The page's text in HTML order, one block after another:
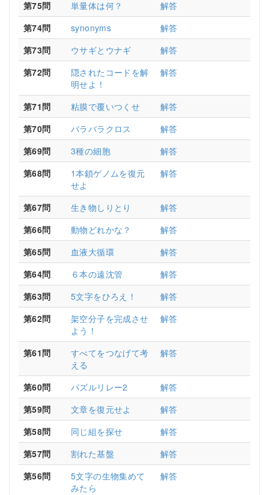
第75問 単量体は何？
解答
第74問
synonyms
解答
第73問
ウサギとウナギ
解答
第72問
隠されたコードを解
明せよ！
解答
第71問 粘膜で覆いつくせ
解答
第70問
バラバラクロス
解答
第69問
3種の細胞
解答
第68問
1本鎖ゲノムを復元
せよ
解答
第67問 生き物しりとり
解答
第66問
動物どれかな？
解答
第65問
血液大循環
解答
第64問
６本の遠沈管
解答
第63問
5文字をひろえ！
解答
第62問
架空分子を完成させ
よう！
解答
第61問
すべてをつなげて考
える
解答
第60問 パズルリレー2
解答
第59問
文章を復元せよ
解答
第58問
同じ組を探せ
解答
第57問
割れた基盤
解答
第56問
5文字の生物集めて
みたら
解答